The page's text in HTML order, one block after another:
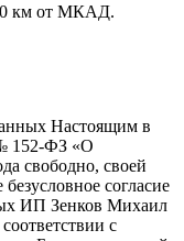
км от МКАД.
Настоящим в
152-ФЗ «О
свободно, своей
согласие
ИП Зенков Михаил
с